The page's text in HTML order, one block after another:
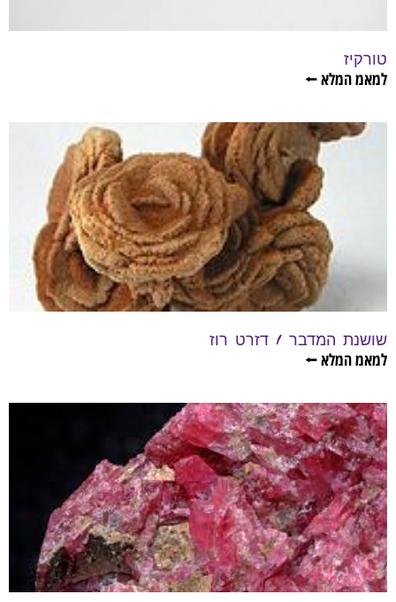
טורקיז
למאמ המלא ⭠
שושנת המדבר / דזרט רוז
למאמ המלא ⭠